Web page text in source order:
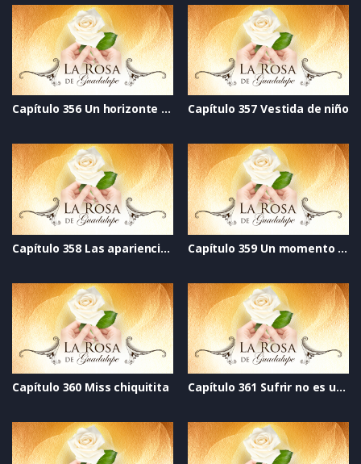
Capítulo 356 Un horizonte distinto Capítulo 357 Vestida de niño
Capítulo 358 Las apariencias engañan Capítulo 359 Un momento de vida
Capítulo 360 Miss chiquitita Capítulo 361 Sufrir no es un destino